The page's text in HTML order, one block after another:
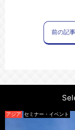
前の記
アジア セミナー・イベント